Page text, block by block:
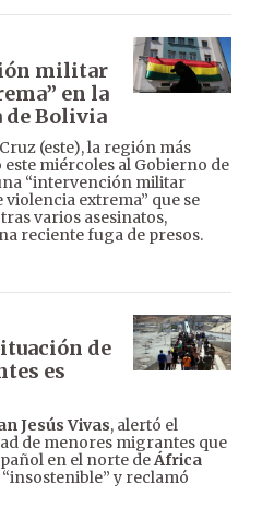
militar
en la
de Bolivia
(este), la región más
miércoles al Gobierno de
“intervención militar
violencia extrema” que se
varios asesinatos,
reciente fuga de presos.
de
es
Jesús Vivas, alertó el
de menores migrantes que
en el norte deÁfrica
y reclamó